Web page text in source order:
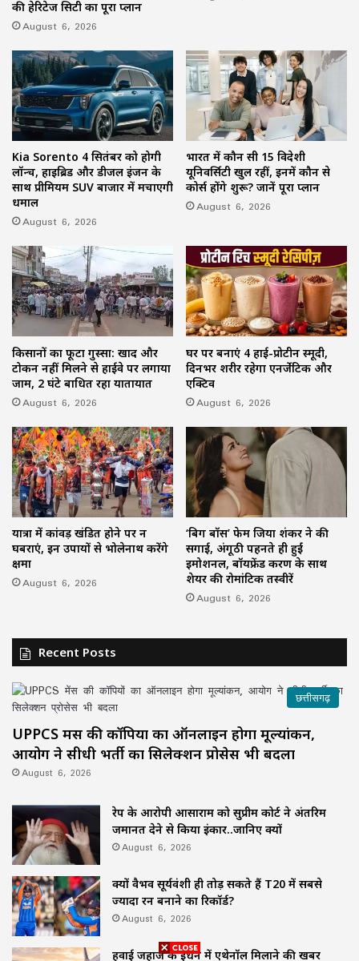
की हेरिटेज सिटी का पूरा प्लान
August 6, 2026
Kia Sorento 4 सितंबर को होगी
लॉन्च, हाइब्रिड और डीजल इंजन के
साथ प्रीमियम SUV बाजार में मचाएगी
धमाल
August 6, 2026
भारत में कौन सी 15 विदेशी
यूनिवर्सिटी खुल रहीं, इनमें कौन से
कोर्स होंगे शुरू? जानें पूरा प्लान
August 6, 2026
किसानों का फूटा गुस्सा: खाद और
टोकन नहीं मिलने से हाईवे पर लगाया
जाम, 2 घंटे बाधित रहा यातायात
August 6, 2026
घर पर बनाएं 4 हाई-प्रोटीन स्मूदी,
दिनभर शरीर रहेगा एनर्जेटिक और
एक्टिव
August 6, 2026
यात्रा में कांवड़ खंडित होने पर न
घबराएं, इन उपायों से भोलेनाथ करेंगे
क्षमा
August 6, 2026
‘बिग बॉस’ फेम जिया शंकर ने की
सगाई, अंगूठी पहनते ही हुईं
इमोशनल, बॉयफ्रेंड करण के साथ
शेयर की रोमांटिक तस्वीरें
August 6, 2026
Recent Posts
छत्तीसगढ़
UPPCS मेंस की कॉपियों का ऑनलाइन होगा मूल्यांकन,
आयोग ने सीधी भर्ती का सिलेक्शन प्रोसेस भी बदला
August 6, 2026
रेप के आरोपी आसाराम को सुप्रीम कोर्ट ने अंतरिम
जमानत देने से किया इंकार..जानिए क्यों
August 6, 2026
क्यों वैभव सूर्यवंशी ही तोड़ सकते हैं T20 में सबसे
ज्यादा रन बनाने का रिकॉर्ड?
August 6, 2026
हवाई जहाज के ईंधन में एथेनॉल मिलाने की खबर